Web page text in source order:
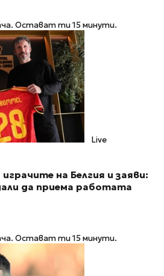
Остават ти 15 минути.
Live
на Белгия и заяви:
да приема работата
Остават ти 15 минути.